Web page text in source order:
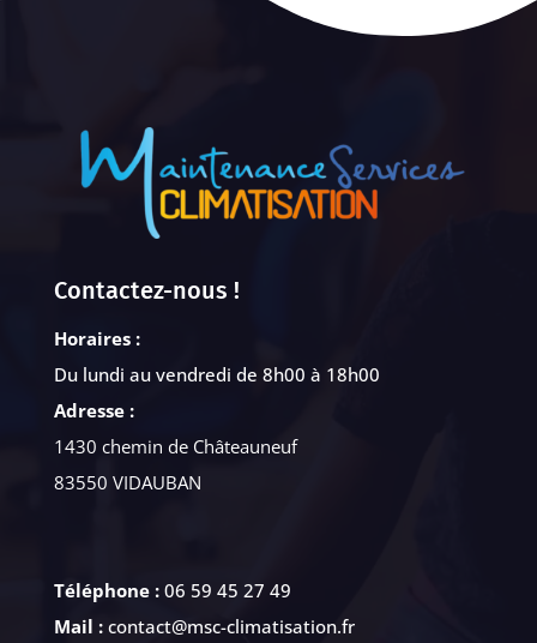
Contactez-nous !
Horaires :
Du lundi au vendredi de 8h00 à 18h00
Adresse :
1430 chemin de Châteauneuf
83550 VIDAUBAN
Téléphone : 06 59 45 27 49
Mail :contact@msc-climatisation.fr